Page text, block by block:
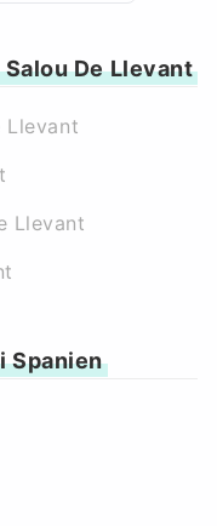
De Llevant
Llevant
Llevant
Spanien